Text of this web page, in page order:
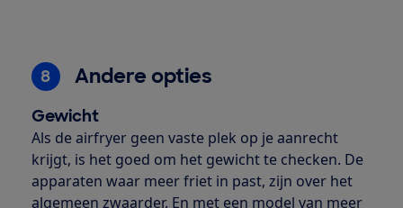
8 Andere opties
Gewicht
Als de airfryer geen vaste plek op je aanrecht
krijgt, is het goed om het gewicht te checken. De
apparaten waar meer friet in past, zijn over het
algemeen zwaarder. En met een model van meer